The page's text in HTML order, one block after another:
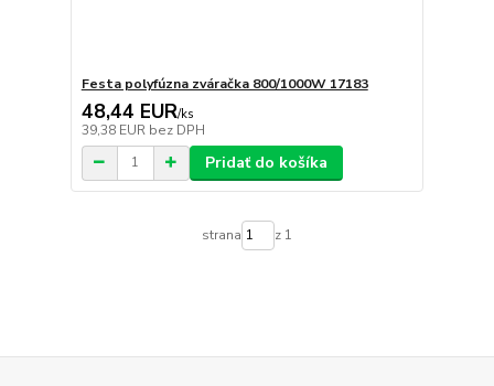
Festa polyfúzna zváračka 800/1000W 17183
48,44 EUR/ks
39,38 EUR bez DPH
Pridať do košíka
strana z 1